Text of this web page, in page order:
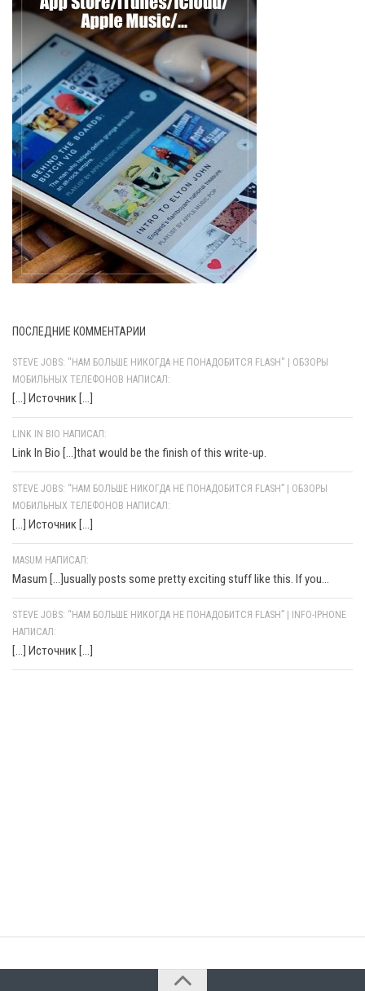
ПОСЛЕДНИЕ КОММЕНТАРИИ
STEVE JOBS: "НАМ БОЛЬШЕ НИКОГДА НЕ ПОНАДОБИТСЯ FLASH" | ОБЗОРЫ
МОБИЛЬНЫХ ТЕЛЕФОНОВ НАПИСАЛ:
[…] Источник […]
LINK IN BIO НАПИСАЛ:
Link In Bio [...]that would be the finish of this write-up.
STEVE JOBS: “НАМ БОЛЬШЕ НИКОГДА НЕ ПОНАДОБИТСЯ FLASH” | ОБЗОРЫ
МОБИЛЬНЫХ ТЕЛЕФОНОВ НАПИСАЛ:
[…] Источник […]
MASUM НАПИСАЛ:
Masum [...]usually posts some pretty exciting stuff like this. If you...
STEVE JOBS: “НАМ БОЛЬШЕ НИКОГДА НЕ ПОНАДОБИТСЯ FLASH” | INFO-IPHONE
НАПИСАЛ:
[…] Источник […]